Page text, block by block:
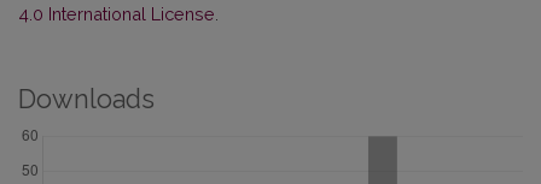
4.0 International License
Downloads